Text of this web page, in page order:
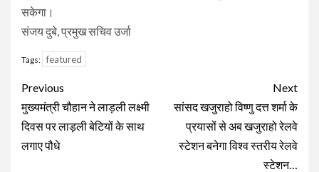
सकेगा।
संजय दुबे, प्रमुख सचिव उर्जा
Tags: featured
Continue
Reading
Previous
मुख्यमंत्री चौहान ने लाड़ली लक्ष्मी
दिवस पर लाड़ली बेटियों के साथ
लगाए पौधे
Next
सांसद खजुराहो विष्णु दत्त शर्मा के
प्रयासों से अब खजुराहो रेलवे
स्टेशन बनेगा विश्व स्तरीय रेलवे
स्टेशन…